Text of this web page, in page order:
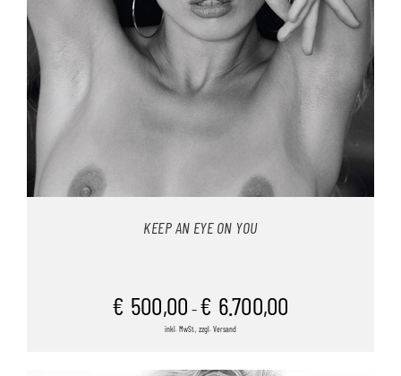
KEEP AN EYE ON YOU
€ 500,00 – € 6.700,00
inkl. MwSt., zzgl. Versand